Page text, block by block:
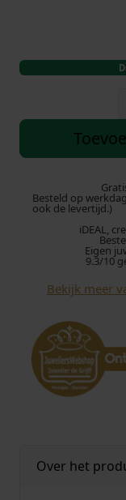
e
n
i
r
R
c
o
n
Besteld op
ook de levertijd.)
iDEAL,
Eigen
9.3/10
Bekijk meer
Over het